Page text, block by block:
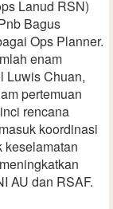
Lanud RSN)
Bagus
Ops Planner.
enam
Luwis Chuan,
pertemuan
rencana
koordinasi
keselamatan
AU dan RSAF.